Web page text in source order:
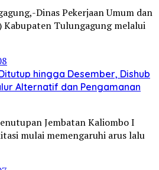
Dinas Pekerjaan Umum dan
Kabupaten Tulungagung melalui
hingga Desember, Dishub
Alternatif dan Pengamanan
Jembatan Kaliombo I
mulai memengaruhi arus lalu